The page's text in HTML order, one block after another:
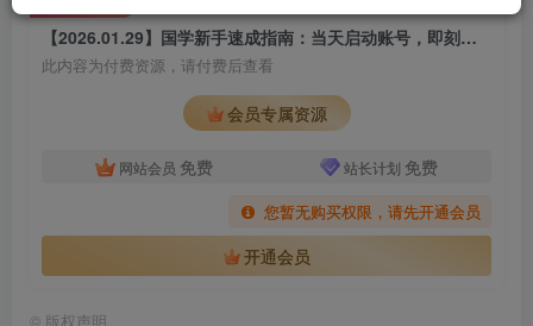
【2026.01.29】国学新手速成指南：当天启动账号，即刻实现收益变现
此内容为付费资源，请付费后查看
会员专属资源
网站会员 免费 站长计划 免费
您暂无购买权限，请先开通会员
开通会员
© 版权声明